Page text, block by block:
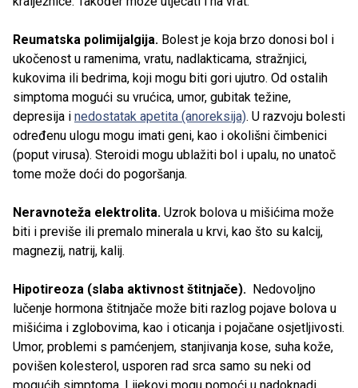
Reumatska polimijalgija. Bolest je koja brzo donosi bol i
ukočenost u ramenima, vratu, nadlakticama, stražnjici,
kukovima ili bedrima, koji mogu biti gori ujutro. Od ostalih
simptoma mogući su vrućica, umor, gubitak težine,
depresija i nedostatak apetita (anoreksija). U razvoju bolesti
određenu ulogu mogu imati geni, kao i okolišni čimbenici
(poput virusa). Steroidi mogu ublažiti bol i upalu, no unatoč
tome može doći do pogoršanja.
Neravnoteža elektrolita. Uzrok bolova u mišićima može
biti i previše ili premalo minerala u krvi, kao što su kalcij,
magnezij, natrij, kalij.
Hipotireoza (slaba aktivnost štitnjače). Nedovoljno
lučenje hormona štitnjače može biti razlog pojave bolova u
mišićima i zglobovima, kao i oticanja i pojačane osjetljivosti.
Umor, problemi s pamćenjem, stanjivanja kose, suha kože,
povišen kolesterol, usporen rad srca samo su neki od